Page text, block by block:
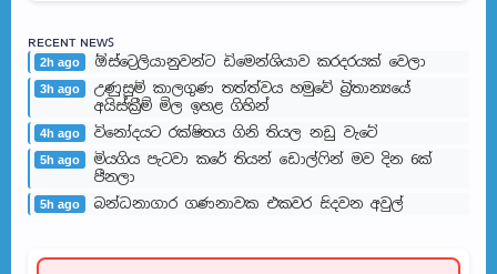
ʀᴇᴄᴇɴᴛ ɴᴇᴡꜱ
2h ago ඕස්ට්‍රෙලියානුවන්ට ඩිමෙන්ශියාව කරදරයක් වෙලා
3h ago
උණුසුම් කාලගුණ තත්ත්වය හමුවේ බ්‍රිතාන්‍යයේ
අයිස්ක්‍රීම් මිල ඉහළ ගිහින්
4h ago විනෝදයට රක්ෂිතය ගිනි තියල නඩු වැටේ
5h ago
මියගිය පැටවා කරේ තියන් ඩොල්ෆින් මව දින 6ක්
පීනලා
5h ago බන්ධනාගාර ගණනාවක එකවර සිදවන අවුල්